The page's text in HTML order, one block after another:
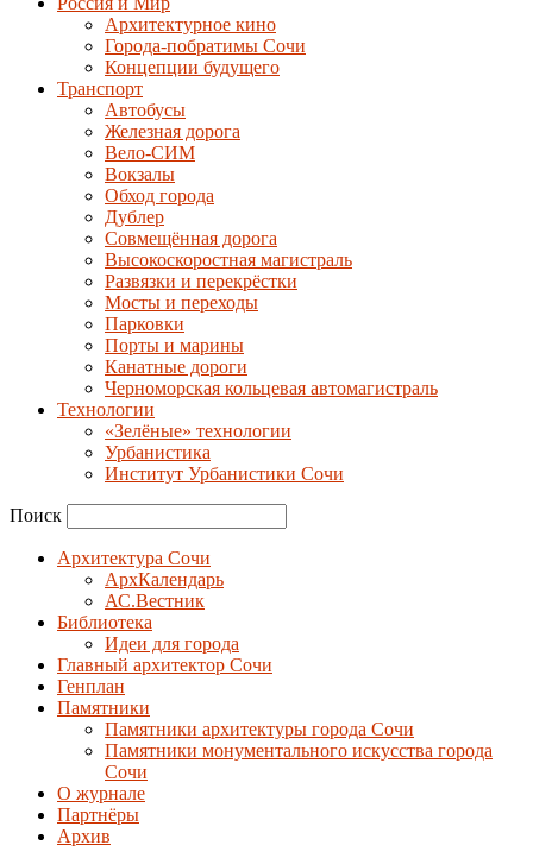
Архитектурное кино
Города-побратимы Сочи
Концепции будущего
Транспорт
Автобусы
Железная дорога
Вело-СИМ
Вокзалы
Обход города
Дублер
Совмещённая дорога
Высокоскоростная магистраль
Развязки и перекрёстки
Мосты и переходы
Парковки
Порты и марины
Канатные дороги
Черноморская кольцевая автомагистраль
Технологии
«Зелёные» технологии
Урбанистика
Институт Урбанистики Сочи
Поиск
Архитектура Сочи
АрхКалендарь
АС.Вестник
Библиотека
Идеи для города
Главный архитектор Сочи
Генплан
Памятники
Памятники архитектуры города Сочи
Памятники монументального искусства города
Сочи
О журнале
Партнёры
Архив